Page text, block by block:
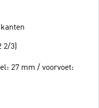
2/3)
27 mm / voorvoet: